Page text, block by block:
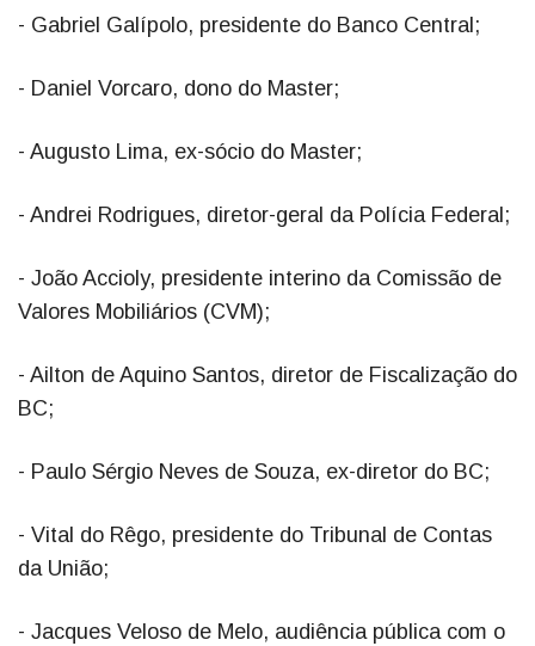
- Gabriel Galípolo, presidente do Banco Central;
- Daniel Vorcaro, dono do Master;
- Augusto Lima, ex-sócio do Master;
- Andrei Rodrigues, diretor-geral da Polícia Federal;
- João Accioly, presidente interino da Comissão de
Valores Mobiliários (CVM);
- Ailton de Aquino Santos, diretor de Fiscalização do
BC;
- Paulo Sérgio Neves de Souza, ex-diretor do BC;
- Vital do Rêgo, presidente do Tribunal de Contas
da União;
- Jacques Veloso de Melo, audiência pública com o